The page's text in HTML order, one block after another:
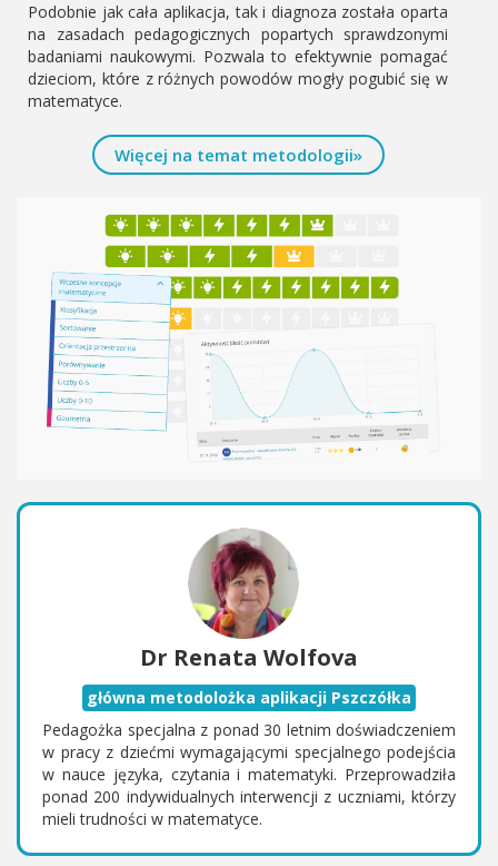
Podobnie jak cała aplikacja, tak i diagnoza została oparta
na zasadach pedagogicznych popartych sprawdzonymi
badaniami naukowymi. Pozwala to efektywnie pomagać
dzieciom, które z różnych powodów mogły pogubić się w
matematyce.
Więcej na temat metodologii»
Dr Renata Wolfova
główna metodolożka aplikacji Pszczółka
Pedagożka specjalna z ponad 30 letnim doświadczeniem
w pracy z dziećmi wymagającymi specjalnego podejścia
w nauce języka, czytania i matematyki. Przeprowadziła
ponad 200 indywidualnych interwencji z uczniami, którzy
mieli trudności w matematyce.